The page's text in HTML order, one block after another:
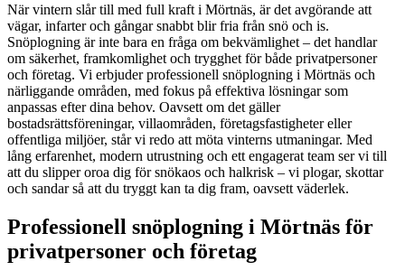
När vintern slår till med full kraft i Mörtnäs, är det avgörande att
vägar, infarter och gångar snabbt blir fria från snö och is.
Snöplogning är inte bara en fråga om bekvämlighet – det handlar
om säkerhet, framkomlighet och trygghet för både privatpersoner
och företag. Vi erbjuder professionell snöplogning i Mörtnäs och
närliggande områden, med fokus på effektiva lösningar som
anpassas efter dina behov. Oavsett om det gäller
bostadsrättsföreningar, villaområden, företagsfastigheter eller
offentliga miljöer, står vi redo att möta vinterns utmaningar. Med
lång erfarenhet, modern utrustning och ett engagerat team ser vi till
att du slipper oroa dig för snökaos och halkrisk – vi plogar, skottar
och sandar så att du tryggt kan ta dig fram, oavsett väderlek.
Professionell snöplogning i Mörtnäs för
privatpersoner och företag